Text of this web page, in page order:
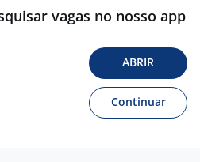
vagas no nosso app
ABRIR
Continuar